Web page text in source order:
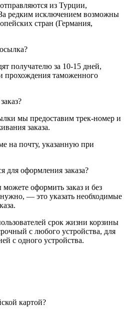
из Турции,
редким исключением возможны
стран (Германия,
получателю за 10-15 дней,
прохождения таможенного
мы предоставим трек-номер и
заказа.
на почту, указанную при
для оформления заказа?
оформить заказ и без
— это указать необходимые
срок жизни корзины
с любого устройства, для
с одного устройства.
картой?